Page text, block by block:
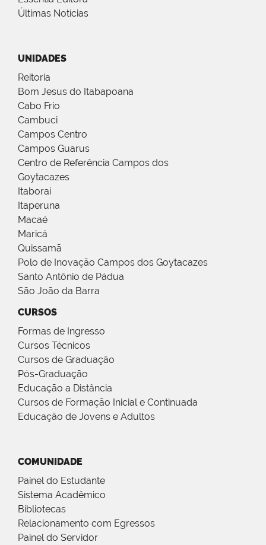
Últimas Notícias
UNIDADES
Reitoria
Bom Jesus do Itabapoana
Cabo Frio
Cambuci
Campos Centro
Campos Guarus
Centro de Referência Campos dos
Goytacazes
Itaboraí
Itaperuna
Macaé
Maricá
Quissamã
Polo de Inovação Campos dos Goytacazes
Santo Antônio de Pádua
São João da Barra
CURSOS
Formas de Ingresso
Cursos Técnicos
Cursos de Graduação
Pós-Graduação
Educação a Distância
Cursos de Formação Inicial e Continuada
Educação de Jovens e Adultos
COMUNIDADE
Painel do Estudante
Sistema Acadêmico
Bibliotecas
Relacionamento com Egressos
Painel do Servidor